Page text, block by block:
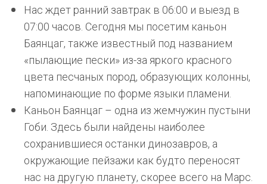
Нас ждет ранний завтрак в 06:00 и выезд в
07:00 часов. Сегодня мы посетим каньон
Баянцаг, также известный под названием
«пылающие пески» из-за яркого красного
цвета песчаных пород, образующих колонны,
напоминающие по форме языки пламени.
Каньон Баянцаг – одна из жемчужин пустыни
Гоби. Здесь были найдены наиболее
сохранившиеся останки динозавров, а
окружающие пейзажи как будто переносят
нас на другую планету, скорее всего на Марс.